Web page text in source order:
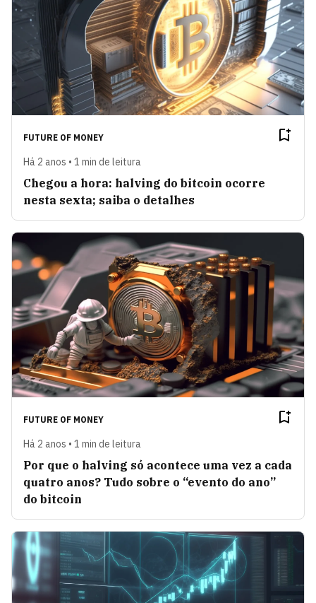
FUTURE OF MONEY
Há 2 anos • 1 min de leitura
Chegou a hora: halving do bitcoin ocorre
nesta sexta; saiba o detalhes
FUTURE OF MONEY
Há 2 anos • 1 min de leitura
Por que o halving só acontece uma vez a cada
quatro anos? Tudo sobre o “evento do ano”
do bitcoin